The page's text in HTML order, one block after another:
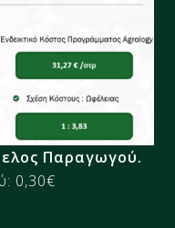
Παραγωγού​​.
0,30€